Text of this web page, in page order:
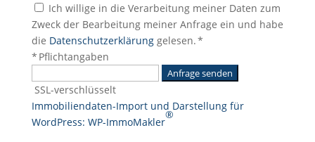
Ich willige in die Verarbeitung meiner Daten zum
Zweck der Bearbeitung meiner Anfrage ein und habe
die Datenschutzerklärunggelesen. *
* Pflichtangaben
Anfrage senden
SSL-verschlüsselt
Immobiliendaten-Import und Darstellung für
WordPress: WP-ImmoMakler
®